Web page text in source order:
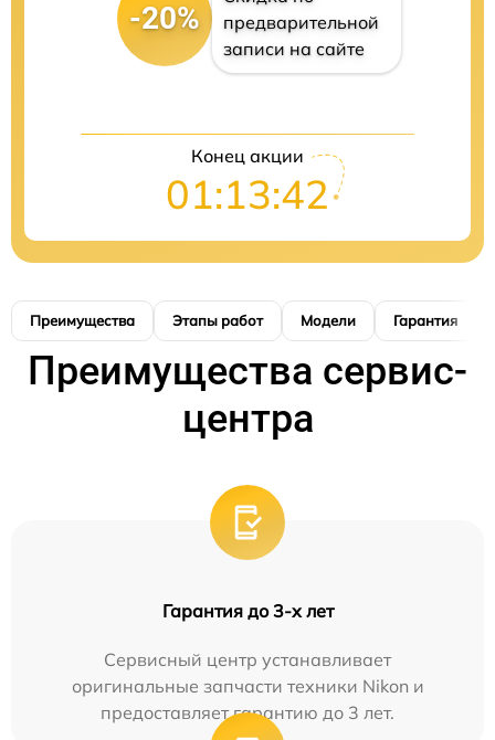
-20%
предварительной
записи на сайте
Конец акции
01:13:41
Преимущества Этапы работ Модели Гарантия
Преимущества сервис-
центра
Гарантия до 3-х лет
Сервисный центр устанавливает
оригинальные запчасти техники Nikon и
предоставляет гарантию до 3 лет.